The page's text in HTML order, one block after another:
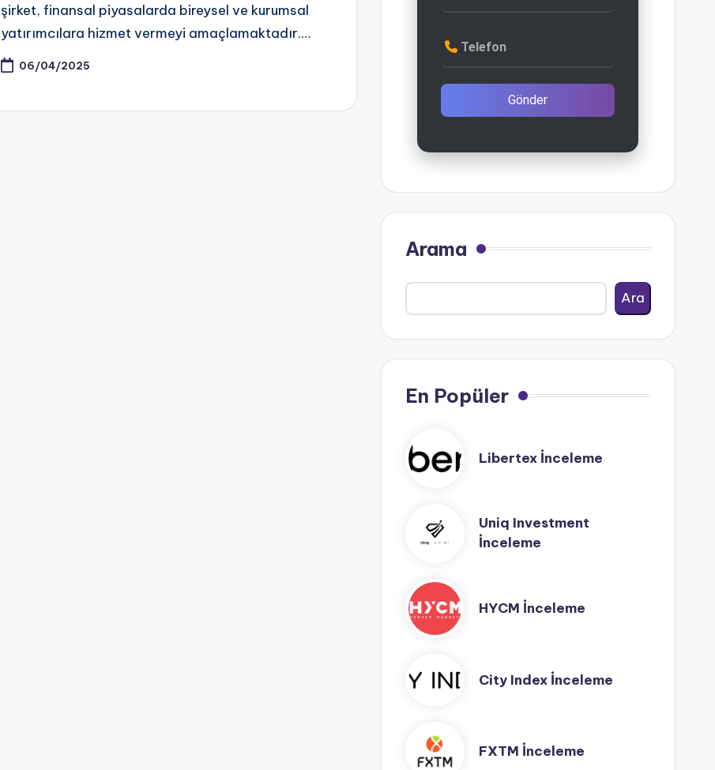
şirket, finansal piyasalarda bireysel ve kurumsal
yatırımcılara hizmet vermeyi amaçlamaktadır.…
06/04/2025
Telefon
Gönder
Arama
Ara
En Popüler
Libertex İnceleme
Uniq Investment
İnceleme
HYCM İnceleme
City Index İnceleme
FXTM İnceleme